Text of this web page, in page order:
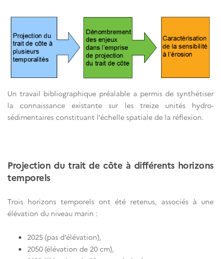
Un travail bibliographique préalable a permis de synthétiser
la connaissance existante sur les treize unités hydro-
sédimentaires constituant l’échelle spatiale de la réflexion.
Projection du trait de côte à différents horizons
temporels
Trois horizons temporels ont été retenus, associés à une
élévation du niveau marin :
2025 (pas d’élévation),
2050 (élévation de 20 cm),